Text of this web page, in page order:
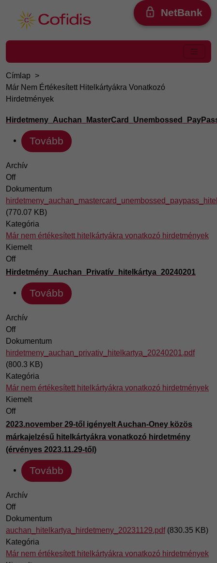
NetBank
Címlap
Már Nem Értékesített Hitelkártyákra Vonatkozó
Hirdetmények
Tovább
Archív
Off
Dokumentum
(770.07 KB)
Kategória
Már nem értékesített hitelkártyákra vonatkozó hirdetmények
Kiemelt
Off
Hirdetmény_Auchan_Privatív_hitelkártya_20240201
Tovább
Archív
Off
Dokumentum
hirdetmeny_auchan_privativ_hitelkartya_20240201.pdf
(800.3 KB)
Kategória
Már nem értékesített hitelkártyákra vonatkozó hirdetmények
Kiemelt
Off
2023.november 29-től igényelt Auchan-Oney közös
márkajelzésű hitelkártyákra vonatkozó hirdetmény
(érvényes 2023.11.29-től)
Tovább
Archív
Off
Dokumentum
auchan_hitelkartya_hirdetmeny_20231129.pdf (830.35 KB)
Kategória
Már nem értékesített hitelkártyákra vonatkozó hirdetmények